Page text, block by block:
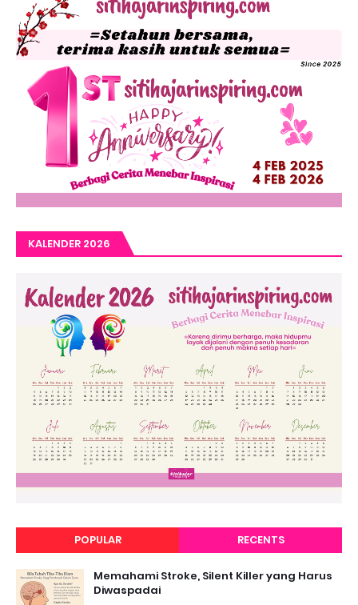
KALENDER 2026
POPULAR RECENTS
Memahami Stroke, Silent Killer yang Harus
Diwaspadai